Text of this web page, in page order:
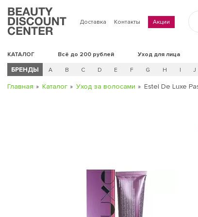
Доставка Контакты Акции
КАТАЛОГ Всё до 200 рублей Уход для лица
БРЕНДЫ A B C D E F G H I J
Главная Каталог Уход за волосами Estel De Luxe